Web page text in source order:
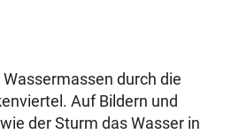
durch die
Auf Bildern und
der Sturm das Wasser in